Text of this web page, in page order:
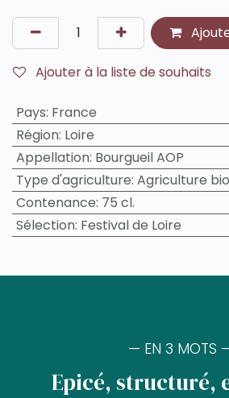
Ajouter à la liste de souhaits
Pays: France
Région: Loire
Appellation: Bourgueil AOP
Type d'agriculture: Agriculture
Contenance: 75 cl.
Sélection: Festival de Loire
— EN 3 MOTS
Epicé, structuré,